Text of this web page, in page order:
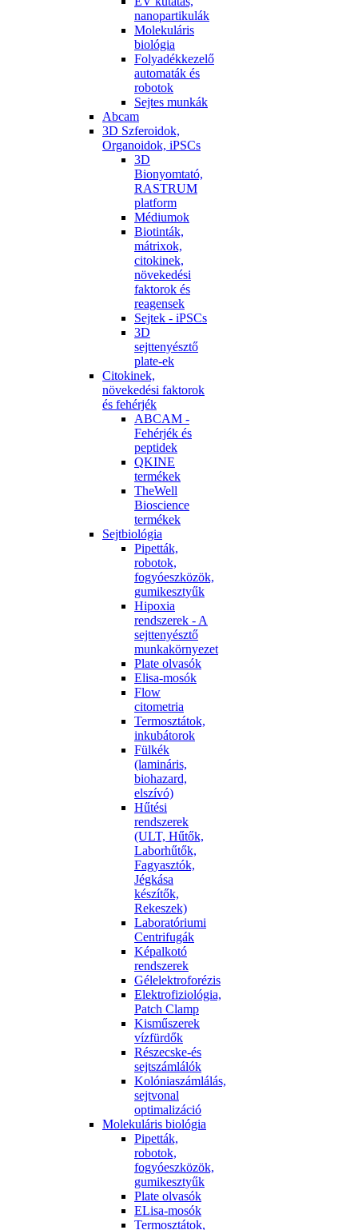
nanopartikulák
Molekuláris
biológia
Folyadékkezelő
automaták és
robotok
Sejtes munkák
Abcam
3D Szferoidok,
Organoidok, iPSCs
3D
Bionyomtató,
RASTRUM
platform
Médiumok
Biotinták,
mátrixok,
citokinek,
növekedési
faktorok és
reagensek
Sejtek - iPSCs
3D
sejttenyésztő
plate-ek
Citokinek,
növekedési faktorok
és fehérjék
ABCAM -
Fehérjék és
peptidek
QKINE
termékek
TheWell
Bioscience
termékek
Sejtbiológia
Pipetták,
robotok,
fogyóeszközök,
gumikesztyűk
Hipoxia
rendszerek - A
sejttenyésztő
munkakörnyezet
Plate olvasók
Elisa-mosók
Flow
citometria
Termosztátok,
inkubátorok
Fülkék
(lamináris,
biohazard,
elszívó)
Hűtési
rendszerek
(ULT, Hűtők,
Laborhűtők,
Fagyasztók,
Jégkása
készítők,
Rekeszek)
Laboratóriumi
Centrifugák
Képalkotó
rendszerek
Gélelektroforézis
Elektrofiziológia,
Patch Clamp
Kisműszerek
vízfürdők
Részecske-és
sejtszámlálók
Kolóniaszámlálás,
sejtvonal
optimalizáció
Molekuláris biológia
Pipetták,
robotok,
fogyóeszközök,
gumikesztyűk
Plate olvasók
ELisa-mosók
Termosztátok,